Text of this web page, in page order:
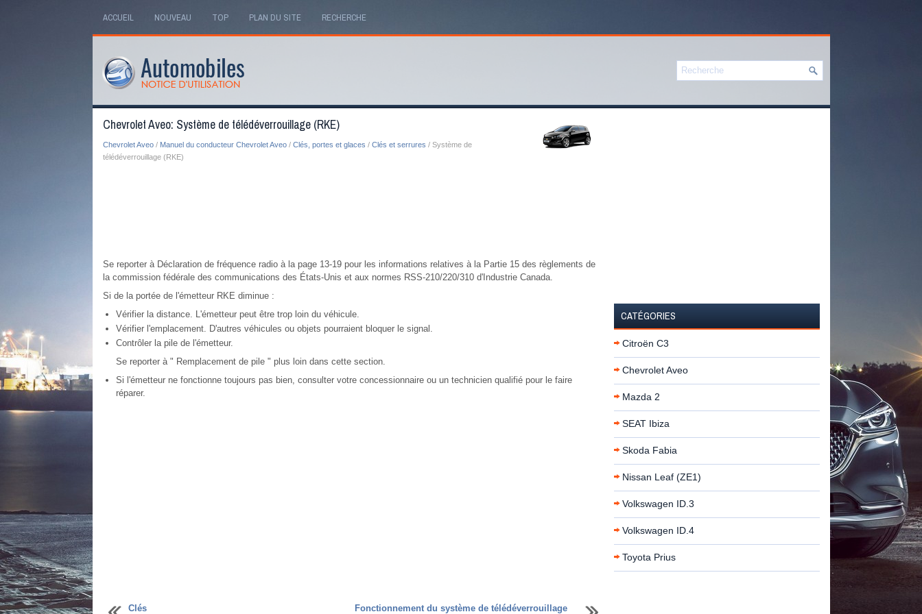
ACCUEIL NOUVEAU TOP PLAN DU SITE RECHERCHE
Chevrolet Aveo: Système de télédéverrouillage (RKE)
Chevrolet Aveo/ Manuel du conducteur Chevrolet Aveo/ Clés, portes et glaces / Clés et serrures / Système de
télédéverrouillage (RKE)
Se reporter à Déclaration de fréquence radio à la page 13‑19 pour les informations relatives à la Partie 15 des règlements de
la commission fédérale des communications des États-Unis et aux normes RSS-210/220/310 d'Industrie Canada.
Si de la portée de l'émetteur RKE diminue :
Vérifier la distance. L'émetteur peut être trop loin du véhicule.
Vérifier l'emplacement. D'autres véhicules ou objets pourraient bloquer le signal.
Contrôler la pile de l'émetteur.
Se reporter à " Remplacement de pile " plus loin dans cette section.
Si l'émetteur ne fonctionne toujours pas bien, consulter votre concessionnaire ou un technicien qualifié pour le faire
réparer.
Clés Fonctionnement du système de télédéverrouillage
CATÉGORIES
Citroën C3
Chevrolet Aveo
Mazda 2
SEAT Ibiza
Skoda Fabia
Nissan Leaf (ZE1)
Volkswagen ID.3
Volkswagen ID.4
Toyota Prius